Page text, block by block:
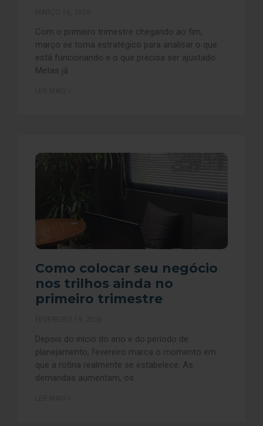
Com o primeiro trimestre chegando ao fim,
março se torna estratégico para analisar o que
está funcionando e o que precisa ser ajustado.
Metas já
Como colocar seu negócio
nos trilhos ainda no
primeiro trimestre
Depois do início do ano e do período de
planejamento, fevereiro marca o momento em
que a rotina realmente se estabelece. As
demandas aumentam, os